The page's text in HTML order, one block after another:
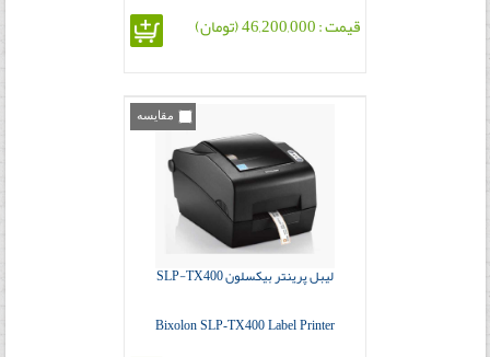
قیمت : 46,200,000 (تومان)
مقایسه
لیبل پرینتر بیکسلون SLP-TX400
Bixolon SLP-TX400 Label Printer